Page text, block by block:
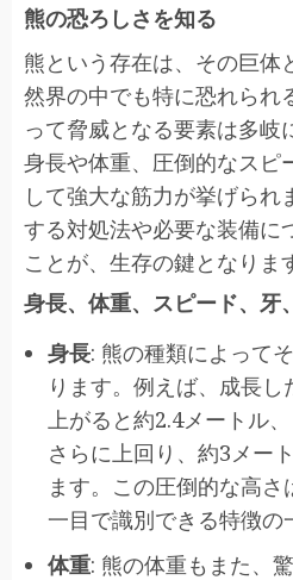
熊の恐ろしさを知る
熊という存在は、その巨体
然界の中でも特に恐れられ
って脅威となる要素は多岐
身長や体重、圧倒的なスピ
して強大な筋力が挙げら
する対処法や必要な装備に
ことが、生存の鍵となりま
身長、体重、スピード、牙
身長: 熊の種類によって
ります。例えば、成長
上がると約2.4メートル
さらに上回り、約3メー
ます。この圧倒的な高
一目で識別できる特徴の
体重: 熊の体重もまた、